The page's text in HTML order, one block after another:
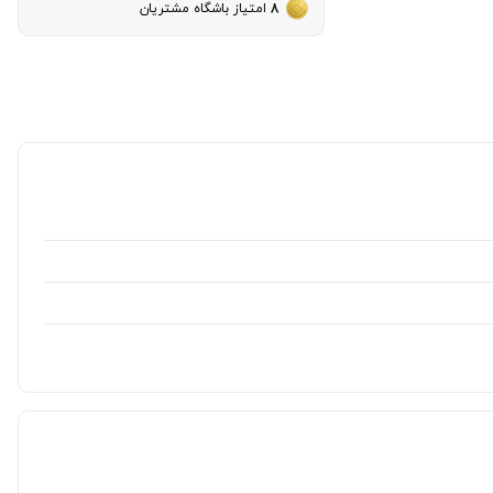
8 امتیاز باشگاه مشتریان